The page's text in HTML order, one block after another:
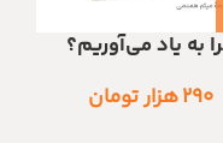
به یاد می‌آوریم؟
۲۹۰هزار تومان